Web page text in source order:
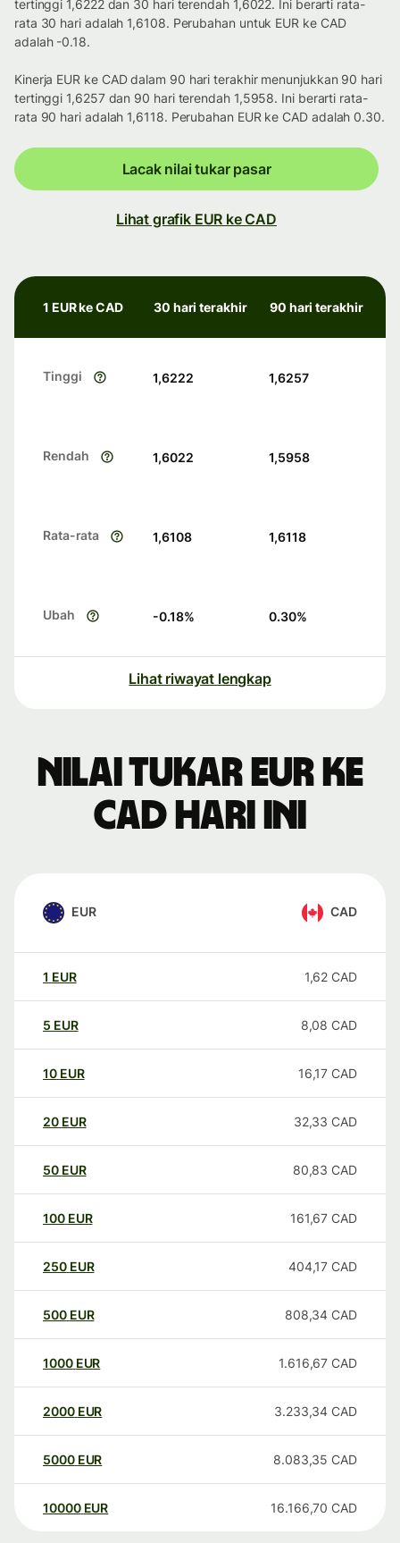
tertinggi 1,6222 dan 30 hari terendah 1,6022. Ini berarti rata-
rata 30 hari adalah 1,6108. Perubahan untuk EUR ke CAD
adalah -0.18.
Kinerja EUR ke CAD dalam 90 hari terakhir menunjukkan 90 hari
tertinggi 1,6257 dan 90 hari terendah 1,5958. Ini berarti rata-
rata 90 hari adalah 1,6118. Perubahan EUR ke CAD adalah 0.30.
Lacak nilai tukar pasar
Lihat grafik EUR ke CAD
1 EUR ke CAD 30 hari terakhir 90 hari terakhir
Tinggi 1,6222 1,6257
Rendah 1,6022 1,5958
Rata-rata 1,6108 1,6118
Ubah -0.18% 0.30%
Lihat riwayat lengkap
Nilai tukar EUR ke
CAD hari ini
EUR CAD
1 EUR 1,62 CAD
5 EUR 8,08 CAD
10 EUR 16,17 CAD
20 EUR 32,33 CAD
50 EUR 80,83 CAD
100 EUR 161,67 CAD
250 EUR 404,17 CAD
500 EUR 808,34 CAD
1000 EUR 1.616,67 CAD
2000 EUR 3.233,34 CAD
5000 EUR 8.083,35 CAD
10000 EUR 16.166,70 CAD